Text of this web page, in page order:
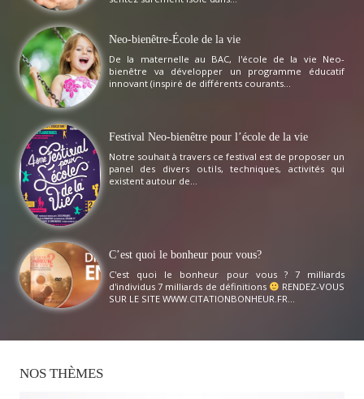
Neo-bienêtre-École de la vie
De la maternelle au BAC, l'école de la vie Neo-
bienêtre va développer un programme éducatif
innovant (inspiré de différents courants...
Festival Neo-bienêtre pour l’école de la vie
Notre souhait à travers ce festival est de proposer un
panel des divers outils, techniques, activités qui
existent autour de...
C’est quoi le bonheur pour vous?
C'est quoi le bonheur pour vous ? 7 milliards
d'individus 7 milliards de définitions
RENDEZ-VOUS
SUR LE SITE WWW.CITATIONBONHEUR.FR...
NOS THÈMES